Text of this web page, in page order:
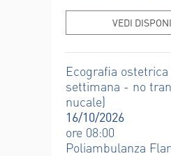
VEDI
Ecografia ostetrica
settimana - no
nucale)
16/10/2026
ore 08:00
Poliambulanza